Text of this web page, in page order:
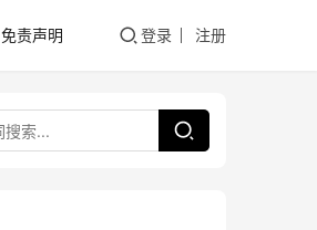
免责声明 登录 注册